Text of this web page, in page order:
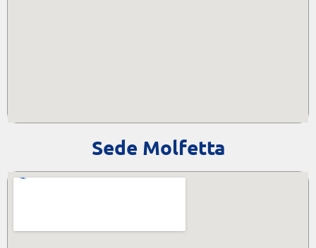
Sede Molfetta